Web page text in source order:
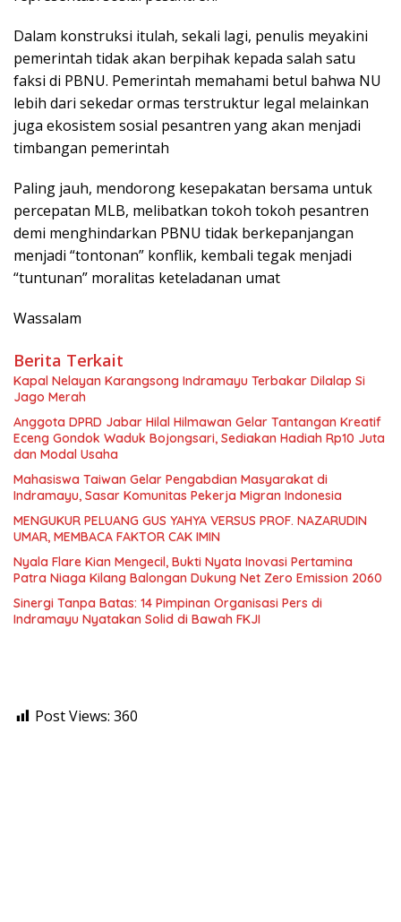
Dalam konstruksi itulah, sekali lagi, penulis meyakini
pemerintah tidak akan berpihak kepada salah satu
faksi di PBNU. Pemerintah memahami betul bahwa NU
lebih dari sekedar ormas terstruktur legal melainkan
juga ekosistem sosial pesantren yang akan menjadi
timbangan pemerintah
Paling jauh, mendorong kesepakatan bersama untuk
percepatan MLB, melibatkan tokoh tokoh pesantren
demi menghindarkan PBNU tidak berkepanjangan
menjadi “tontonan” konflik, kembali tegak menjadi
“tuntunan” moralitas keteladanan umat
Wassalam
Berita Terkait
Kapal Nelayan Karangsong Indramayu Terbakar Dilalap Si
Jago Merah
Anggota DPRD Jabar Hilal Hilmawan Gelar Tantangan Kreatif
Eceng Gondok Waduk Bojongsari, Sediakan Hadiah Rp10 Juta
dan Modal Usaha
Mahasiswa Taiwan Gelar Pengabdian Masyarakat di
Indramayu, Sasar Komunitas Pekerja Migran Indonesia
MENGUKUR PELUANG GUS YAHYA VERSUS PROF. NAZARUDIN
UMAR, MEMBACA FAKTOR CAK IMIN
Nyala Flare Kian Mengecil, Bukti Nyata Inovasi Pertamina
Patra Niaga Kilang Balongan Dukung Net Zero Emission 2060
Sinergi Tanpa Batas: 14 Pimpinan Organisasi Pers di
Indramayu Nyatakan Solid di Bawah FKJI
Post Views: 360